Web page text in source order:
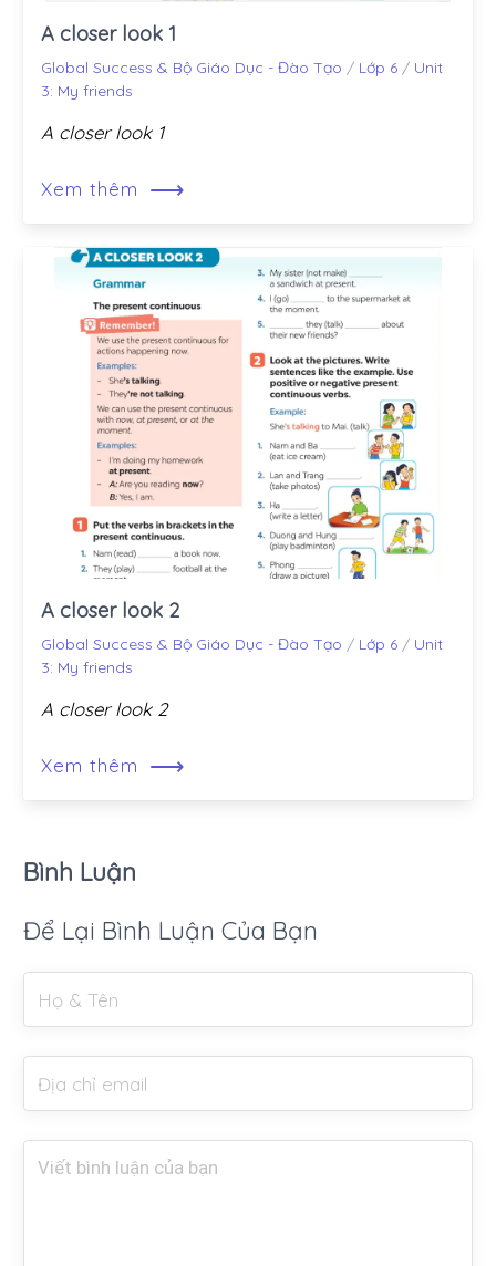
A closer look 1
Global Success & Bộ Giáo Dục - Đào Tạo / Lớp 6 / Unit
3: My friends
A closer look 1
Xem thêm ⟶
A closer look 2
Global Success & Bộ Giáo Dục - Đào Tạo / Lớp 6 / Unit
3: My friends
A closer look 2
Xem thêm ⟶
Bình Luận
Để Lại Bình Luận Của Bạn